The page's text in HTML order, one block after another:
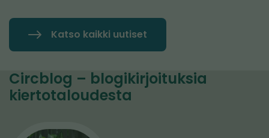
Katso kaikki uutiset
Circblog – blogikirjoituksia
kiertotaloudesta